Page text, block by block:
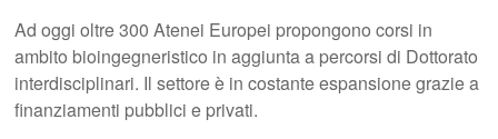
Ad oggi oltre 300 Atenei Europei propongono corsi in
ambito bioingegneristico in aggiunta a percorsi di Dottorato
interdisciplinari. Il settore è in costante espansione grazie a
finanziamenti pubblici e privati.